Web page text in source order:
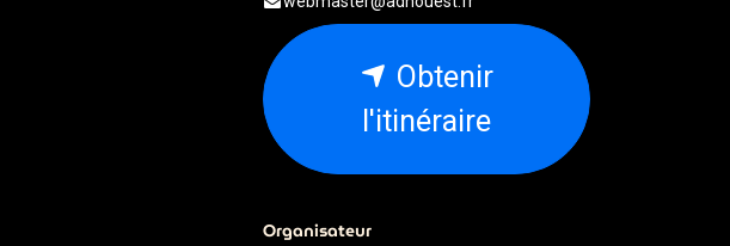
Obtenir
l'itinéraire
Organisateur